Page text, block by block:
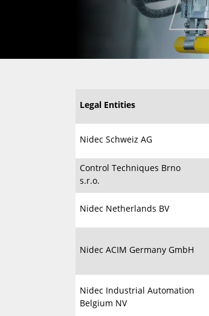
Legal Entities
Nidec Schweiz AG
Control Techniques Brno
s.r.o.
Nidec Netherlands BV
Nidec ACIM Germany GmbH
Nidec Industrial Automation
Belgium NV